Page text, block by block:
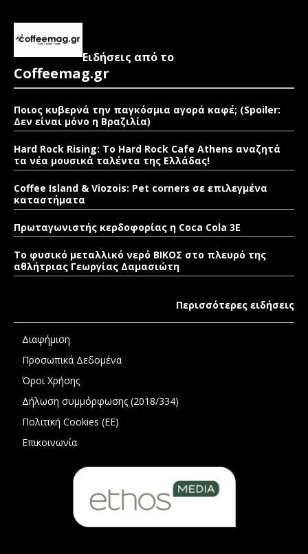
Ειδήσεις από το
Coffeemag.gr
Ποιος κυβερνά την παγκόσμια αγορά καφέ; (Spoiler:
Δεν είναι μόνο η Βραζιλία)
Hard Rock Rising: Το Hard Rock Cafe Athens αναζητά
τα νέα μουσικά ταλέντα της Ελλάδας!
Coffee Island & Viozois: Pet corners σε επιλεγμένα
καταστήματα
Πρωταγωνιστής κερδοφορίας η Coca Cola 3E
Το φυσικό μεταλλικό νερό ΒΙΚΟΣ στο πλευρό της
αθλήτριας Γεωργίας Δαμασιώτη
Περισσότερες ειδήσεις
Διαφήμιση
Προσωπικά Δεδομένα
Όροι Χρήσης
Δήλωση συμμόρφωσης (2018/334)
Πολιτική Cookies (ΕΕ)
Επικοινωνία